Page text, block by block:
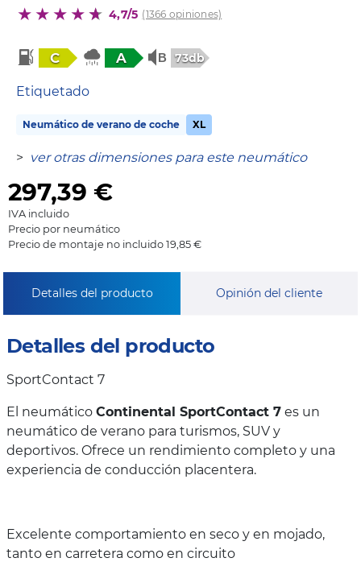
4,7/5 (1366 opiniones)
C A 73db
Etiquetado
Neumático de verano de coche XL
> ver otras dimensiones para este neumático
297,39 €
IVA incluido
Precio por neumático
Precio de montaje no incluido 19,85 €
Detalles del producto Opinión del cliente
Detalles del producto
SportContact 7
El neumático Continental SportContact 7 es un
neumático de verano para turismos, SUV y
deportivos. Ofrece un rendimiento completo y una
experiencia de conducción placentera.
Excelente comportamiento en seco y en mojado,
tanto en carretera como en circuito